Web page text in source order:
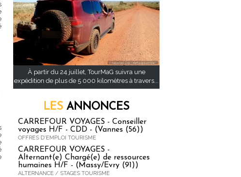
À partir du 24 juillet, TourMaG suivra une
expédition de plus de 5 000 kilomètres à travers...
LES ANNONCES
CARREFOUR VOYAGES - Conseiller
voyages H/F - CDD - (Vannes (56))
OFFRES D'EMPLOI TOURISME
CARREFOUR VOYAGES -
Alternant(e) Chargé(e) de ressources
humaines H/F - (Massy/Evry (91))
ALTERNANCE / STAGES TOURISME